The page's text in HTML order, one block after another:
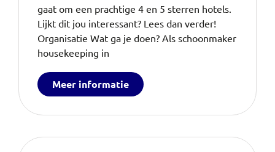
gaat om een prachtige 4 en 5 sterren hotels.
Lijkt dit jou interessant? Lees dan verder!
Organisatie Wat ga je doen? Als schoonmaker
housekeeping in
Meer informatie